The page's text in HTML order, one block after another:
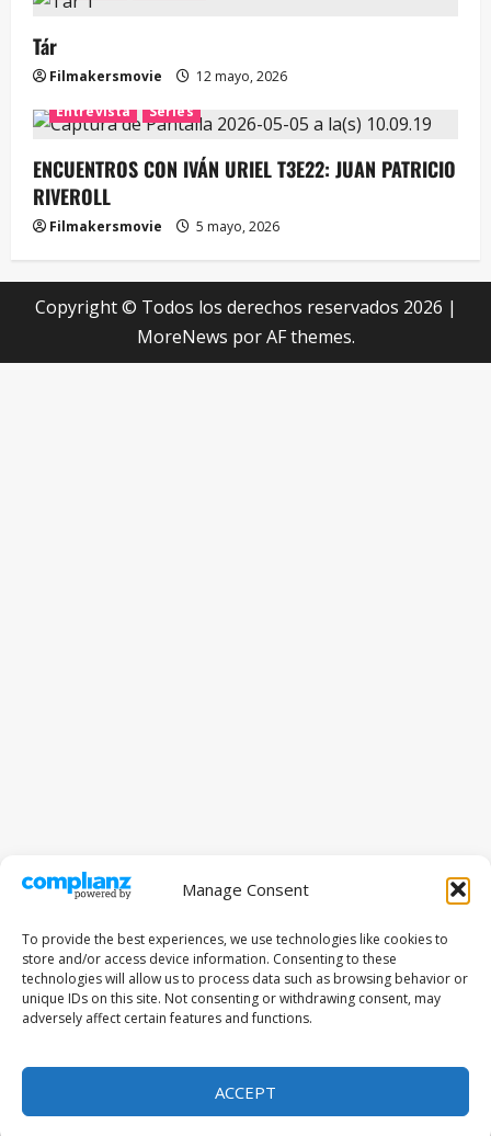
Manage Consent
To provide the best experiences, we use technologies like cookies to
store and/or access device information. Consenting to these
technologies will allow us to process data such as browsing behavior or
unique IDs on this site. Not consenting or withdrawing consent, may
adversely affect certain features and functions.
ACCEPT
Tár
Filmakersmovie
12 mayo, 2026
Entrevista
Series
ENCUENTROS CON IVÁN URIEL T3E22: JUAN PATRICIO
RIVEROLL
Filmakersmovie 5 mayo, 2026
Copyright © Todos los derechos reservados 2026 |
MoreNews por AF themes.